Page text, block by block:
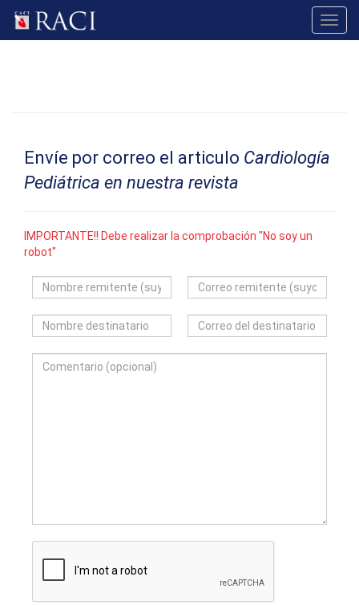
Envíe por correo el articulo Cardiología
Pediátrica en nuestra revista
IMPORTANTE!! Debe realizar la comprobación "No soy un
robot"